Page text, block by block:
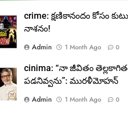
crime: క్షణికానందం కోసం
నాశనం!
Admin
1 Month Ago 0
cinima: “నా జీవితం
పడనివ్వను”: మురళీమోహన్
Admin
1 Month Ago 0